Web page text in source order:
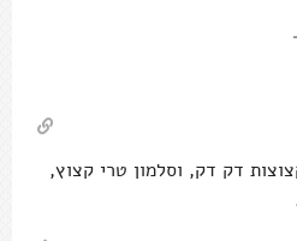
דק דק, וסלמון טרי קצוץ,